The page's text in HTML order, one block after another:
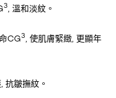
3 , 溫和淡紋。
CG3 , 使肌膚緊緻, 更顯年
抗皺撫紋。